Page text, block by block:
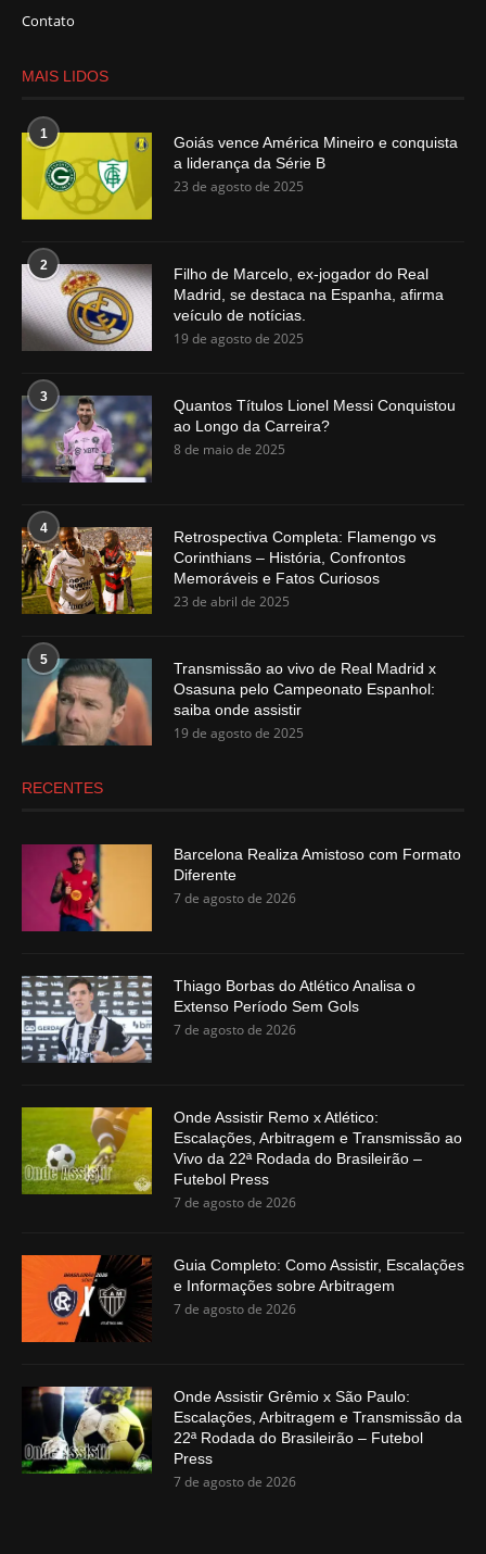
Contato
MAIS LIDOS
1
Goiás vence América Mineiro e conquista
a liderança da Série B
23 de agosto de 2025
2
Filho de Marcelo, ex-jogador do Real
Madrid, se destaca na Espanha, afirma
veículo de notícias.
19 de agosto de 2025
3
Quantos Títulos Lionel Messi Conquistou
ao Longo da Carreira?
8 de maio de 2025
4
Retrospectiva Completa: Flamengo vs
Corinthians – História, Confrontos
Memoráveis e Fatos Curiosos
23 de abril de 2025
5
Transmissão ao vivo de Real Madrid x
Osasuna pelo Campeonato Espanhol:
saiba onde assistir
19 de agosto de 2025
RECENTES
Barcelona Realiza Amistoso com Formato
Diferente
7 de agosto de 2026
Thiago Borbas do Atlético Analisa o
Extenso Período Sem Gols
7 de agosto de 2026
Onde Assistir Remo x Atlético:
Escalações, Arbitragem e Transmissão ao
Vivo da 22ª Rodada do Brasileirão –
Futebol Press
7 de agosto de 2026
Guia Completo: Como Assistir, Escalações
e Informações sobre Arbitragem
7 de agosto de 2026
Onde Assistir Grêmio x São Paulo:
Escalações, Arbitragem e Transmissão da
22ª Rodada do Brasileirão – Futebol
Press
7 de agosto de 2026